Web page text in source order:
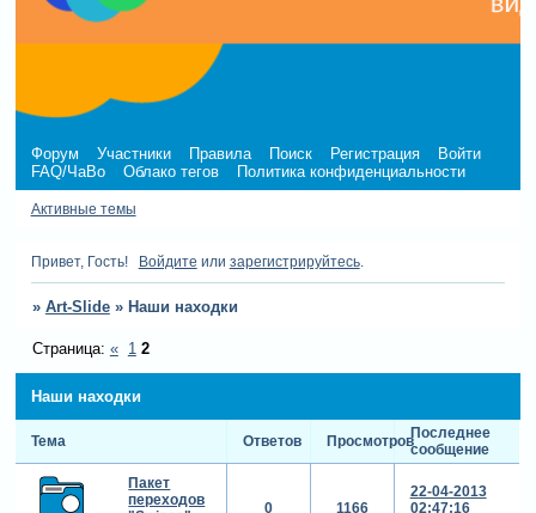
Форум Участники Правила Поиск Регистрация
Войти
FAQ/ЧаВо
Облако тегов Политика конфиденциальности
Активные темы
Привет, Гость! Войдите или зарегистрируйтесь.
» Art-Slide » Наши находки
Наши находки
Страница: « 1 2
Тема Ответов ПросмотровПоследнее
сообщение
Пакет
переходов
0 1166
22-04-2013
02:47:16